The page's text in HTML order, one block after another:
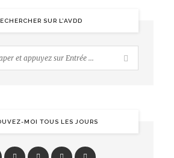
SUR L’AVDD
MOI TOUS LES JOURS